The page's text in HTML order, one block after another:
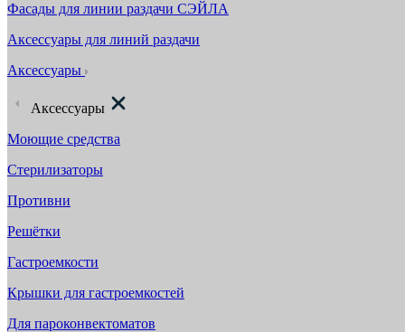
Фасады для линии раздачи СЭЙЛА
Аксессуары для линий раздачи
Аксессуары
Аксессуары
Моющие средства
Стерилизаторы
Противни
Решётки
Гастроемкости
Крышки для гастроемкостей
Для пароконвектоматов